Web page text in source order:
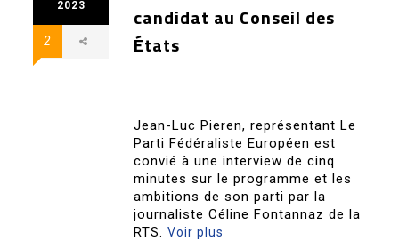
2023
2
candidat au Conseil des
États
Jean-Luc Pieren, représentant Le
Parti Fédéraliste Européen est
convié à une interview de cinq
minutes sur le programme et les
ambitions de son parti par la
journaliste Céline Fontannaz de la
RTS.Voir plus